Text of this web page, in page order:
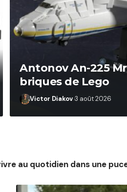
Antonov An-225
briques de Lego
Victor Diakov 3 août 2026
au quotidien dans une